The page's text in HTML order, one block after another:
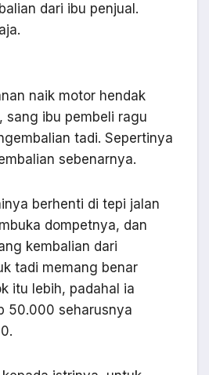
dari ibu penjual.
naik motor hendak
sang ibu pembeli ragu
tadi. Sepertinya
sebenarnya.
berhenti di tepi jalan
dompetnya, dan
kembalian dari
tadi memang benar
itu lebih, padahal ia
50.000 seharusnya